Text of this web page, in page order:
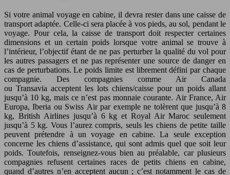
Si votre animal voyage en cabine, il devra rester dans une caisse de
transport adaptée. Celle-ci sera placée à vos pieds, au sol, pendant le
voyage. Pour cela, la caisse de transport doit respecter certaines
dimensions et un certain poids lorsque votre animal se trouve à
l’intérieur, l’objectif étant de ne pas perturber la qualité du vol pour
les autres passagers et ne pas représenter une source de danger en
cas de perturbations. Le poids limite est librement défini par chaque
compagnie. Des compagnies comme Air Canada
ou Transavia acceptent les lots chiens/caisse pour un poids allant
jusqu’à 10 kg, mais ce n’est pas monnaie courante. Air France, Air
Europa, Iberia ou Swiss Air par exemple ne tolèrent que jusqu’à 8
kg, British Airlines jusqu’à 6 kg et Royal Air Maroc seulement
jusqu’à 5 kg. Vous l’aurez compris, seuls les chiens de petite taille
peuvent prétendre à un voyage en cabine. La seule exception
concerne les chiens d’assistance, qui sont admis quel que soit leur
poids. Toutefois, renseignez-vous bien au préalable, car plusieurs
compagnies refusent certaines races de petits chiens en cabine,
quand d’autres n’en acceptent aucun ; c’est notamment le cas de